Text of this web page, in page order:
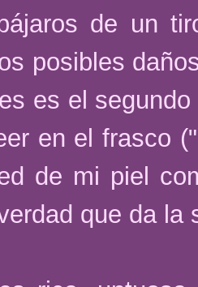
de un
posibles
es el
en el frasco
de mi piel
que da